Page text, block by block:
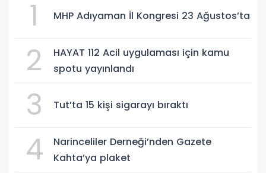
1 MHP Adıyaman İl Kongresi 23 Ağustos’ta
2
HAYAT 112 Acil uygulaması için kamu
spotu yayınlandı
3 Tut’ta 15 kişi sigarayı bıraktı
4
Narinceliler Derneği’nden Gazete
Kahta’ya plaket